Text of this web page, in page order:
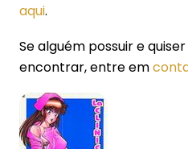
aqui.
Se alguém possuir e
encontrar, entre em